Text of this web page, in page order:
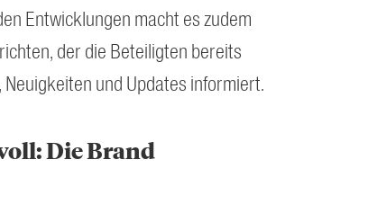
Entwicklungen macht es zudem
der die Beteiligten bereits
und Updates informiert.
Die Brand